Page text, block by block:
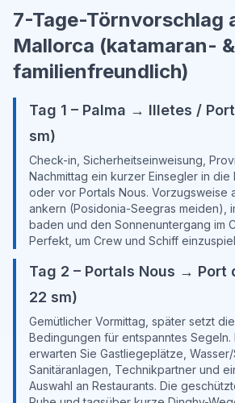
7-Tage-Törnvorschlag
Mallorca (katamaran- &
familienfreundlich)
Tag 1 – Palma → Illetes /
sm)
Check-in, Sicherheitseinweisung,
Nachmittag ein kurzer Einsegler in die
oder vor Portals Nous. Vorzugsweise
ankern (Posidonia-Seegras meiden),
baden und den Sonnenuntergang im
Perfekt, um Crew und Schiff
Tag 2 – Portals Nous → Port
22 sm)
Gemütlicher Vormittag, später setzt
Bedingungen für entspanntes Segeln.
erwarten Sie Gastliegeplätze, Wasser/
Sanitäranlagen, Technikpartner und
Auswahl an Restaurants. Die